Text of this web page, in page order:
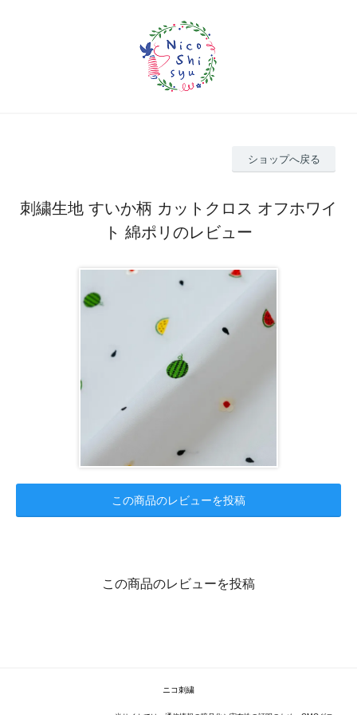
ショップへ戻る
刺繍生地 すいか柄 カットクロス オフホワイ
ト 綿ポリのレビュー
この商品のレビューを投稿
この商品のレビューを投稿
ニコ刺繍